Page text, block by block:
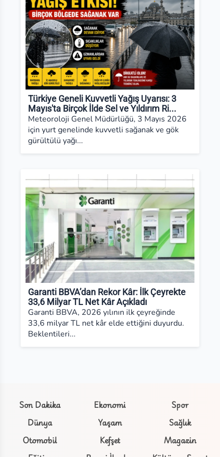
Türkiye Geneli Kuvvetli Yağış Uyarısı: 3
Mayıs'ta Birçok İlde Sel ve Yıldırım Ri...
Meteoroloji Genel Müdürlüğü, 3 Mayıs 2026
için yurt genelinde kuvvetli sağanak ve gök
gürültülü yağı...
Garanti BBVA’dan Rekor Kâr: İlk Çeyrekte
33,6 Milyar TL Net Kâr Açıkladı
Garanti BBVA, 2026 yılının ilk çeyreğinde
33,6 milyar TL net kâr elde ettiğini duyurdu.
Beklentileri...
Son Dakika Ekonomi
Spor
Dünya
Yaşam
Sağlık
Otomobil
Kefşet
Magazin